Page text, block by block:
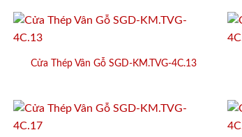
Cửa Thép Vân Gỗ SGD-KM.TVG-4C.13